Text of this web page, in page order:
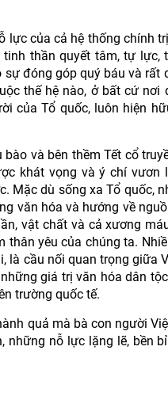
của cả hệ thống chính
thần quyết tâm, tự lực,
đóng góp quý báu và rất
thế hệ nào, ở bất cứ nơi
của Tổ quốc, luôn hiện
và bên thềm Tết cổ
khát vọng và ý chí vươn
Mặc dù sống xa Tổ quốc,
văn hóa và hướng về
vật chất và cả xương
thân yêu của chúng ta.
là cầu nối quan trọng giữa
giá trị văn hóa dân
trường quốc tế.
quả mà bà con người
nỗ lực lặng lẽ, bền